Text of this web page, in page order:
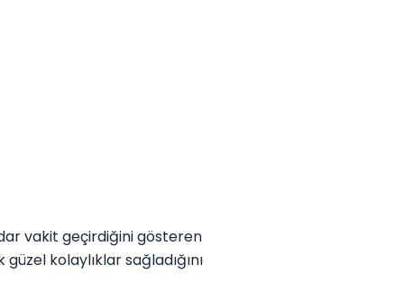
vakit geçirdiğini gösteren
kolaylıklar sağladığını